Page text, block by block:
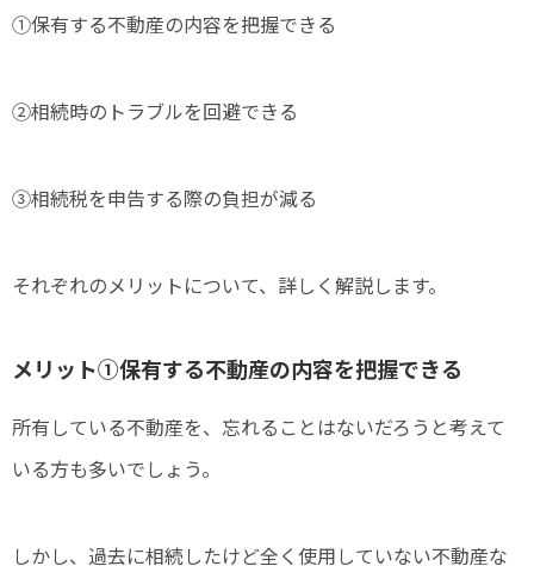
①保有する不動産の内容を把握できる
②相続時のトラブルを回避できる
③相続税を申告する際の負担が減る
それぞれのメリットについて、詳しく解説します。
メリット①保有する不動産の内容を把握できる
所有している不動産を、忘れることはないだろうと考えて
いる方も多いでしょう。
しかし、過去に相続したけど全く使用していない不動産な